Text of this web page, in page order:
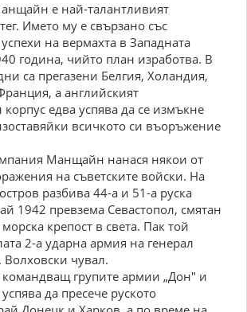
е най-талантливият
Името му е свързано със
на вермахта в Западната
година, чийто план изработва. В
са прегазени Белгия, Холандия,
а английският
едва успява да се измъкне
всичкото си въоръжение
Манщайн нанася някои от
на съветските войски. На
разбива 44-а и 51-а руска
1942 превзема Севастопол, смятан
крепост в света. Пак той
2-а ударна армия на генерал
Волховски чувал.
командващ групите армии „Дон" и
да пресече руското